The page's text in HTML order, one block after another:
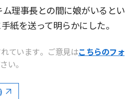
理事長との間に娘がいるとい
紙を送って明らかにした。
ています。ご意見はこちらのフォ
い。